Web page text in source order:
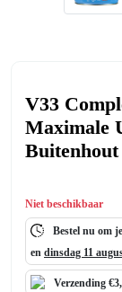
V33
Maximale
Buitenhout
Niet beschikbaar
Bestel nu om
en dinsdag 11
Verzending